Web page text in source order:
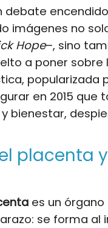
imágenes no
Hope–, sino
a poner
popularizada
en 2015
bienestar,
placenta
es un
se forma al